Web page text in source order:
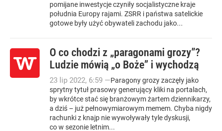
pomijane inwestycje czyniły socjalistyczne kraje
południa Europy rajami. ZSRR i państwa satelickie
gotowe były użyć obywateli zachodu jako...
O co chodzi z „paragonami grozy”?
Ludzie mówią „o Boże” i wychodzą
23 lip 2022, 6:59 —Paragony grozy zaczęły jako
sprytny tytuł prasowy generujący kliki na portalach,
by wkrótce stać się branżowym żartem dziennikarzy,
a dziś – już pełnowymiarowym memem. Chyba nigdy
rachunki z knajp nie wywoływały tyle dyskusji,
co w sezonie letnim...